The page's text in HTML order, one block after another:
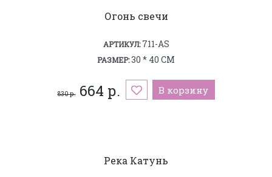
Огонь свечи
АРТИКУЛ:711-AS
РАЗМЕР:30 * 40 СМ
830 р.664 р. В корзину
Река Катунь